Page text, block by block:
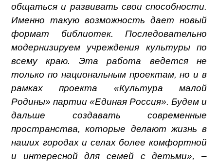
общаться и развивать свои способности.
Именно такую возможность дает новый
формат библиотек. Последовательно
модернизируем учреждения культуры по
всему краю. Эта работа ведется не
только по национальным проектам, но и в
рамках проекта «Культура малой
Родины» партии «Единая Россия». Будем и
дальше создавать современные
пространства, которые делают жизнь в
наших городах и селах более комфортной
и интересной для семей с детьми», –